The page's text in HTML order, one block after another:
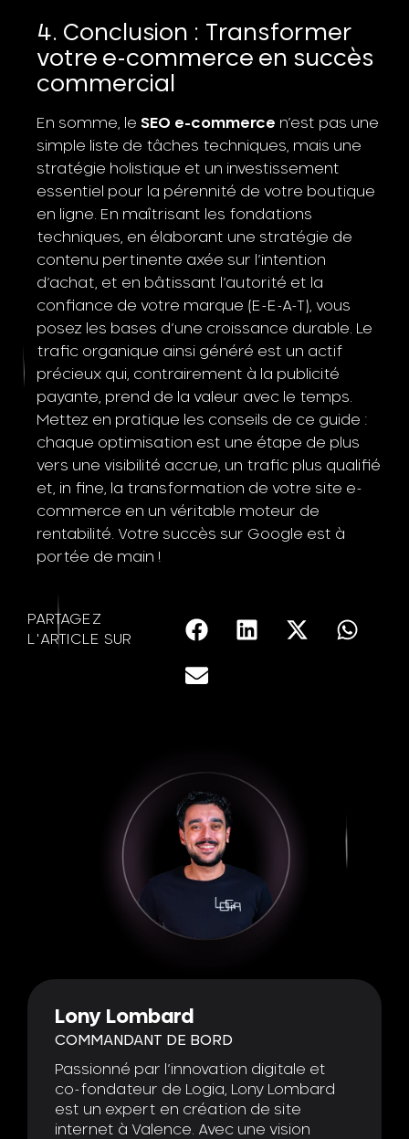
Conclusion : Transformer
votre e-commerce en succès
commercial
En somme, le SEO e-commerce n’est pas une
simple liste de tâches techniques, mais une
stratégie holistique et un investissement
essentiel pour la pérennité de votre boutique
en ligne. En maîtrisant les fondations
techniques, en élaborant une stratégie de
contenu pertinente axée sur l’intention
d’achat, et en bâtissant l’autorité et la
confiance de votre marque (E-E-A-T), vous
posez les bases d’une croissance durable. Le
trafic organique ainsi généré est un actif
précieux qui, contrairement à la publicité
payante, prend de la valeur avec le temps.
Mettez en pratique les conseils de ce guide :
chaque optimisation est une étape de plus
vers une visibilité accrue, un trafic plus qualifié
et, in fine, la transformation de votre site e-
commerce en un véritable moteur de
rentabilité. Votre succès sur Google est à
portée de main !
PARTAGEZ
L'ARTICLE SUR
Lony Lombard
COMMANDANT DE BORD
Passionné par l’innovation digitale et
co-fondateur de Logia, Lony Lombard
est un expert en création de site
internet à Valence. Avec une vision